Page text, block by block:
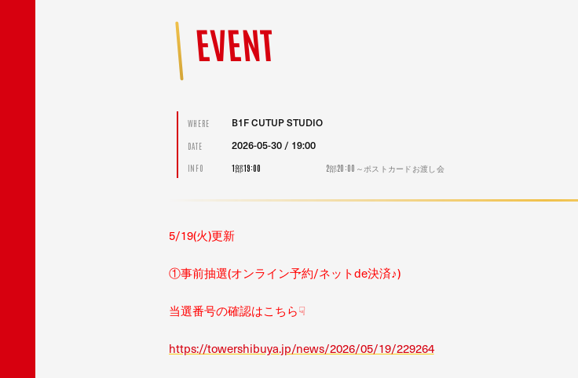
EVENT
WHERE B1F CUTUP STUDIO
DATE 2026-05-30 / 19:00
INFO 1部19:00 2部20:00～ポストカードお渡し会
5/19(火)更新
①事前抽選(オンライン予約/ネットde決済♪)
当選番号の確認はこちら☟
https://towershibuya.jp/news/2026/05/19/229264